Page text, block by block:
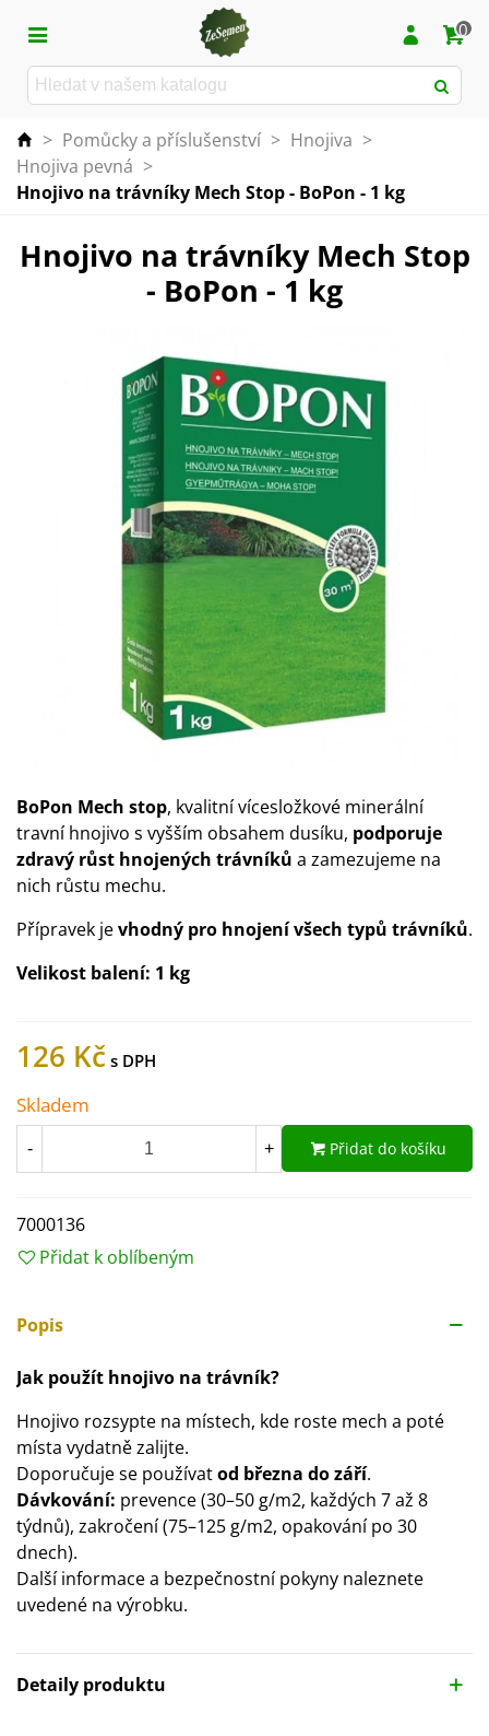
0
> Pomůcky a příslušenství > Hnojiva >
Hnojiva pevná >
Hnojivo na trávníky Mech Stop - BoPon - 1 kg
Hnojivo na trávníky Mech Stop
- BoPon - 1 kg
BoPon Mech stop, kvalitní vícesložkové minerální
travní hnojivo s vyšším obsahem dusíku, podporuje
zdravý růst hnojených trávníků a zamezujeme na
nich růstu mechu.
Přípravek jevhodný pro hnojení všech typů trávníků.
Velikost balení: 1 kg
126 Kč
Skladem
- + Přidat do košíku
7000136
Přidat k oblíbeným
Popis
Jak použít hnojivo na trávník?
Hnojivo rozsypte na místech, kde roste mech a poté
místa vydatně zalijte.
Doporučuje se používatod března do září.
Dávkování: prevence (30–50 g/m2, každých 7 až 8
týdnů), zakročení (75–125 g/m2, opakování po 30
dnech).
Další informace a bezpečnostní pokyny naleznete
uvedené na výrobku.
Detaily produktu